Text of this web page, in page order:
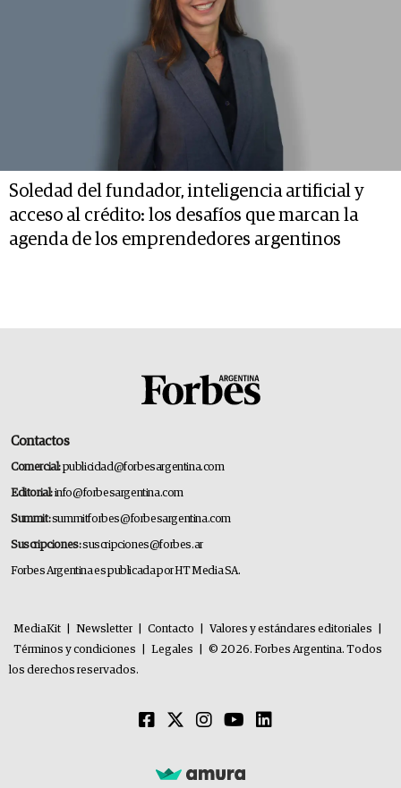
Soledad del fundador, inteligencia artificial y
acceso al crédito: los desafíos que marcan la
agenda de los emprendedores argentinos
Contactos
Comercial:publicidad@forbesargentina.com
Editorial:info@forbesargentina.com
Summit:summitforbes@forbesargentina.com
Suscripciones:suscripciones@forbes.ar
Forbes Argentina es publicada por HT Media SA.
MediaKit Newsletter Contacto Valores y estándares editoriales
Términos y condiciones
Legales
© 2026. Forbes Argentina. Todos
los derechos reservados.